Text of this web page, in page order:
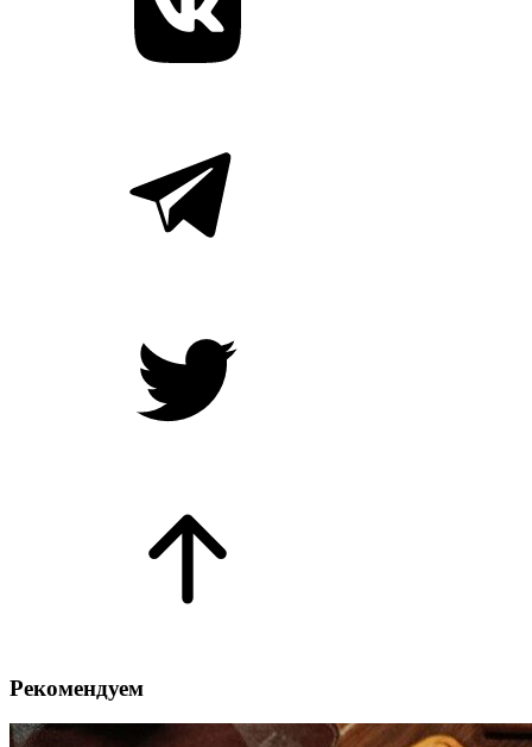
Рекомендуем